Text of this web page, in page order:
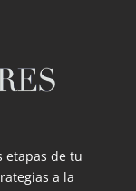
etapas de tu
a la